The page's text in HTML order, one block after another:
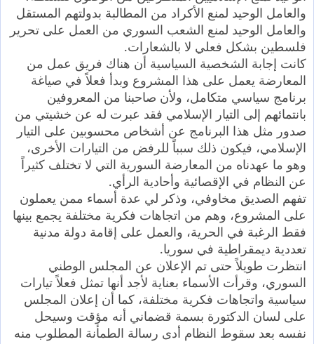
والعامل الوحيد لمنع الأكراد من المطالبة بدولتهم المستقل
والعامل الوحيد لمنع الشعب السوري من العمل على تحرير
فلسطين بشكل فعلي لا بالشعارات.
كانت إجابة الشخصية السياسية أن هناك فريق عمل من
المعارضة يعمل على هذا المشروع وبدأ فعلاً في صياغة
برنامج سياسي متكامل، ولأن صاحبنا من المعروفين
بانتمائهم إلى التيار الإسلامي فقد عبرت له عن خشيتي من
صدور مثل هذا البرنامج عن أشخاص محسوبين على التيار
الإسلامي، فيكون ذلك سبباً للرفض من التيارات الأخرى،
وهو ما عهدناه من المعارضة السورية التي لا تختلف كثيراً
عن النظام في الإقصائية وأحادية الرأي.
تفهم الصديق مخاوفي، وذكر لي عدة أسماء ممن يعملون
على المشروع، وهم من اتجاهات فكرية مختلفة يجمع بينها
فقط الرغبة في الحرية، والعمل على إقامة دولة مدنية
تعددية ديمقراطية في سوريا.
انتظرت طويلاً حتى تم الإعلان عن المجلس الوطني
السوري، وقرأت الأسماء بعناية لأجد أنها تمثل فعلاً تيارات
سياسية واتجاهات فكرية مختلفة، كما أن إعلان المجلس
على لسان الدكتورة بسمة قضماني أنه مؤقت وسيحل
نفسه بعد سقوط النظام أدى رسالة الطمأنة المطلوب منه